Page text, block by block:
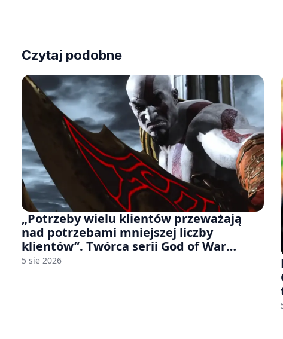
Czytaj podobne
„Potrzeby wielu klientów przeważają
nad potrzebami mniejszej liczby
klientów”. Twórca serii God of War
sugeruje, że rozumie, dlaczego Sony
5 sie 2026